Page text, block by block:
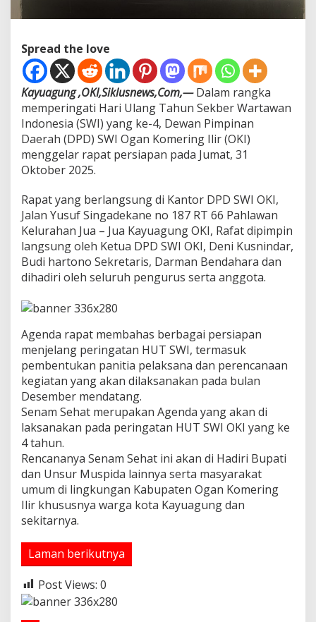
-
4
t
a
h
u
n
Spread the love
Kayuagung ,OKI,Siklusnews,Com,—Dalam rangka
memperingati Hari Ulang Tahun Sekber Wartawan
Indonesia (SWI) yang ke-4, Dewan Pimpinan
Daerah (DPD) SWI Ogan Komering Ilir (OKI)
menggelar rapat persiapan pada Jumat, 31
Oktober 2025.
Rapat yang berlangsung di Kantor DPD SWI OKI,
Jalan Yusuf Singadekane no 187 RT 66 Pahlawan
Kelurahan Jua – Jua Kayuagung OKI, Rafat dipimpin
langsung oleh Ketua DPD SWI OKI, Deni Kusnindar,
Budi hartono Sekretaris, Darman Bendahara dan
dihadiri oleh seluruh pengurus serta anggota.
Agenda rapat membahas berbagai persiapan
menjelang peringatan HUT SWI, termasuk
pembentukan panitia pelaksana dan perencanaan
kegiatan yang akan dilaksanakan pada bulan
Desember mendatang.
Senam Sehat merupakan Agenda yang akan di
laksanakan pada peringatan HUT SWI OKI yang ke
4 tahun.
Rencananya Senam Sehat ini akan di Hadiri Bupati
dan Unsur Muspida lainnya serta masyarakat
umum di lingkungan Kabupaten Ogan Komering
Ilir khususnya warga kota Kayuagung dan
sekitarnya.
Laman berikutnya
Post Views: 0